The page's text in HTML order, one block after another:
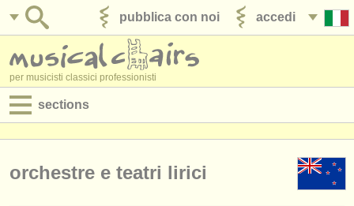
accedi
pubblica con noi
per musicisti classici professionisti
sections
orchestre e teatri lirici